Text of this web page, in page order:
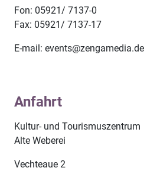
Fon: 05921/ 7137-0
Fax: 05921/ 7137-17
E-mail: events@zengamedia.de
Anfahrt
Kultur- und Tourismuszentrum
Alte Weberei
Vechteaue 2